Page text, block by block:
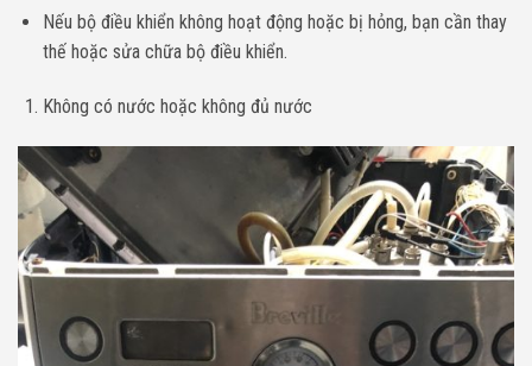
Nếu bộ điều khiển không hoạt động hoặc bị hỏng, bạn cần thay
thế hoặc sửa chữa bộ điều khiển.
Không có nước hoặc không đủ nước